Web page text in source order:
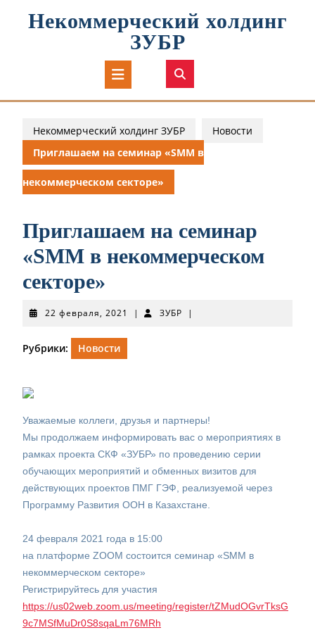
Некоммерческий холдинг
ЗУБР
Кнопка
Открыть
Некоммерческий холдинг ЗУБР
Новости
Приглашаем на семинар «SMM в
некоммерческом секторе»
Приглашаем на семинар
«SMM в некоммерческом
секторе»
22 февраля, 2021
22| ЗУБР ЗУБР
|
Рубрики: Новости
Уважаемые коллеги, друзья и партнеры!
Мы продолжаем информировать вас о мероприятиях в
рамках проекта СКФ «ЗУБР» по проведению серии
обучающих мероприятий и обменных визитов для
действующих проектов ПМГ ГЭФ, реализуемой через
Программу Развития ООН в Казахстане.
24 февраля 2021 года в 15:00
на платформе ZOOM состоится семинар «SMM в
некоммерческом секторе»
Регистрируйтесь для участия
https://us02web.zoom.us/meeting/register/tZMudOGvrTksG
9c7MSfMuDr0S8sqaLm76MRh